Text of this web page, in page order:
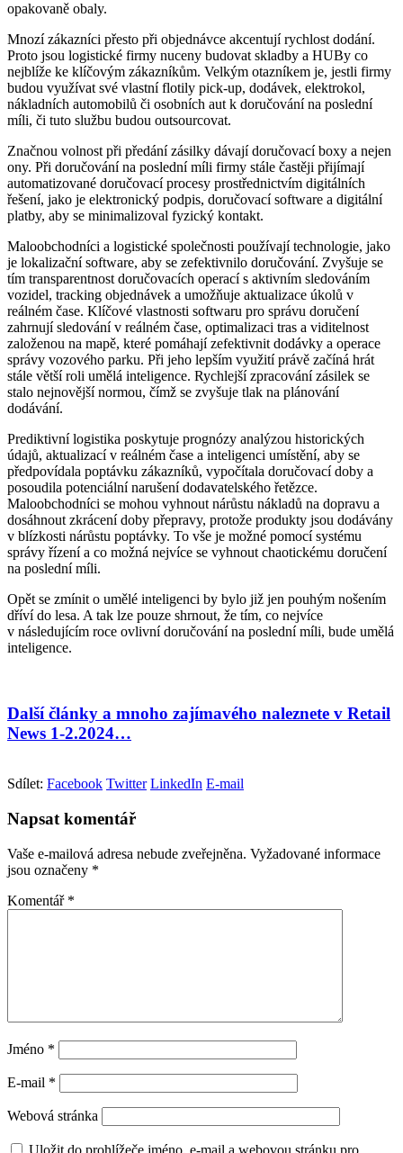
opakovaně obaly.
Mnozí zákazníci přesto při objednávce akcentují rychlost dodání.
Proto jsou logistické firmy nuceny budovat skladby a HUBy co
nejblíže ke klíčovým zákazníkům. Velkým otazníkem je, jestli firmy
budou využívat své vlastní flotily pick-up, dodávek, elektrokol,
nákladních automobilů či osobních aut k doručování na poslední
míli, či tuto službu budou outsourcovat.
Značnou volnost při předání zásilky dávají doručovací boxy a nejen
ony. Při doručování na poslední míli firmy stále častěji přijímají
automatizované doručovací procesy prostřednictvím digitálních
řešení, jako je elektronický podpis, doručovací software a digitální
platby, aby se minimalizoval fyzický kontakt.
Maloobchodníci a logistické společnosti používají technologie, jako
je lokalizační software, aby se zefektivnilo doručování. Zvyšuje se
tím transparentnost doručovacích operací s aktivním sledováním
vozidel, tracking objednávek a umožňuje aktualizace úkolů v
reálném čase. Klíčové vlastnosti softwaru pro správu doručení
zahrnují sledování v reálném čase, optimalizaci tras a viditelnost
založenou na mapě, které pomáhají zefektivnit dodávky a operace
správy vozového parku. Při jeho lepším využití právě začíná hrát
stále větší roli umělá inteligence. Rychlejší zpracování zásilek se
stalo nejnovější normou, čímž se zvyšuje tlak na plánování
dodávání.
Prediktivní logistika poskytuje prognózy analýzou historických
údajů, aktualizací v reálném čase a inteligenci umístění, aby se
předpovídala poptávku zákazníků, vypočítala doručovací doby a
posoudila potenciální narušení dodavatelského řetězce.
Maloobchodníci se mohou vyhnout nárůstu nákladů na dopravu a
dosáhnout zkrácení doby přepravy, protože produkty jsou dodávány
v blízkosti nárůstu poptávky. To vše je možné pomocí systému
správy řízení a co možná nejvíce se vyhnout chaotickému doručení
na poslední míli.
Opět se zmínit o umělé inteligenci by bylo již jen pouhým nošením
dříví do lesa. A tak lze pouze shrnout, že tím, co nejvíce
v následujícím roce ovlivní doručování na poslední míli, bude umělá
inteligence.
Další články a mnoho zajímavého naleznete v Retail
News 1-2.2024…
Sdílet: Facebook Twitter LinkedIn E-mail
Napsat komentář
Vaše e-mailová adresa nebude zveřejněna. Vyžadované informace
jsou označeny *
Komentář *
Jméno *
E-mail *
Webová stránka
Uložit do prohlížeče jméno, e-mail a webovou stránku pro